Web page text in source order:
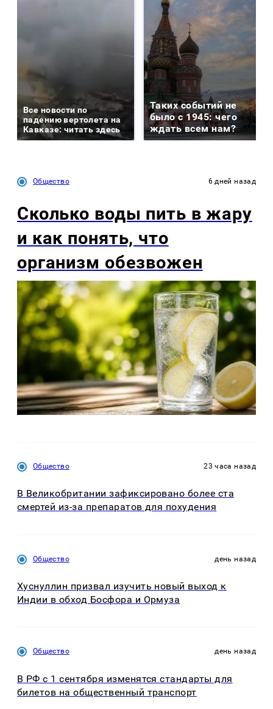
Все новости по
падению вертолета на
Кавказе: читать здесь
Таких событий не
было с 1945: чего
ждать всем нам?
Общество 6 дней назад
Сколько воды пить в жару
и как понять, что
организм обезвожен
Общество 23 часа назад
В Великобритании зафиксировано более ста
смертей из-за препаратов для похудения
Общество день назад
Хуснуллин призвал изучить новый выход к
Индии в обход Босфора и Ормуза
Общество день назад
В РФ с 1 сентября изменятся стандарты для
билетов на общественный транспорт